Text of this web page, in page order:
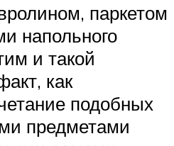
паркетом
напольного
и такой
как
подобных
предметами